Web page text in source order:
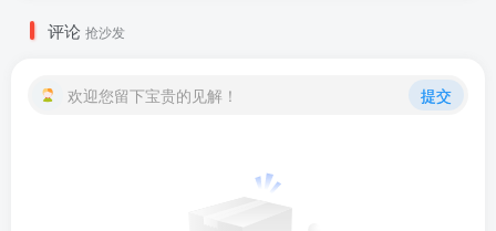
评论 抢沙发
欢迎您留下宝贵的见解！ 提交